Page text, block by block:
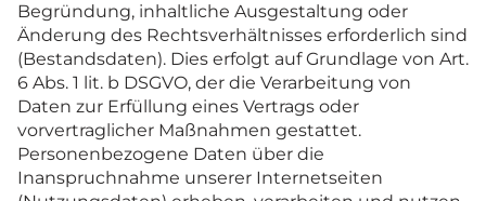
Begründung, inhaltliche Ausgestaltung oder
Änderung des Rechtsverhältnisses erforderlich sind
(Bestandsdaten). Dies erfolgt auf Grundlage von Art.
6 Abs. 1 lit. b DSGVO, der die Verarbeitung von
Daten zur Erfüllung eines Vertrags oder
vorvertraglicher Maßnahmen gestattet.
Personenbezogene Daten über die
Inanspruchnahme unserer Internetseiten